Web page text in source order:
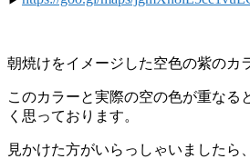
朝焼けをイメージした空色の紫のカ
このカラーと実際の空の色が重なる
く思っております。
見かけた方がいらっしゃいましたら